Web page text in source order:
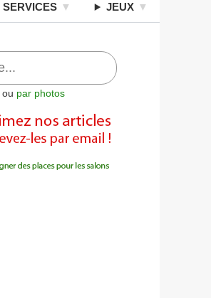
SERVICES JEUX
ou par photos